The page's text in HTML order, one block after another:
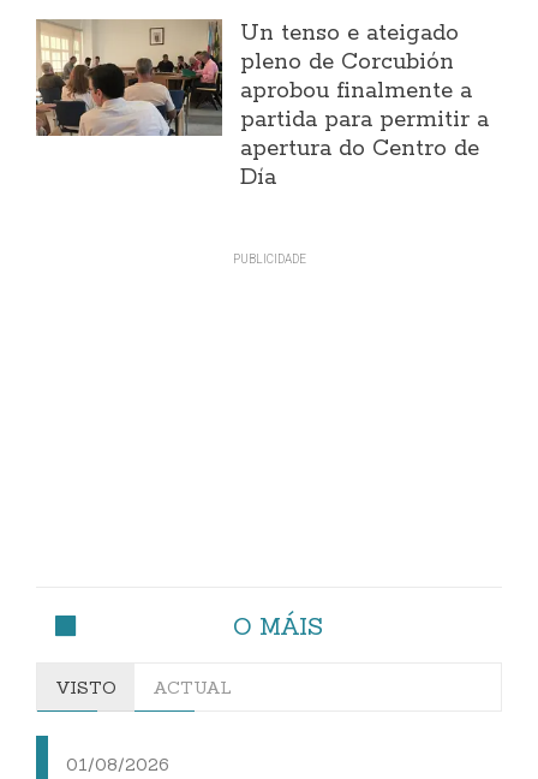
Un tenso e ateigado
pleno de Corcubión
aprobou finalmente a
partida para permitir a
apertura do Centro de
Día
O MÁIS
VISTO ACTUAL
01/08/2026